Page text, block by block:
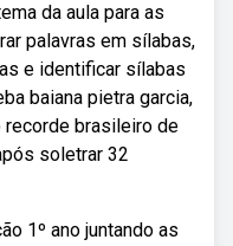
da aula para as
palavras em sílabas,
e identificar sílabas
baiana pietra garcia,
recorde brasileiro de
soletrar 32
1º ano juntando as